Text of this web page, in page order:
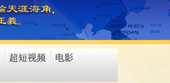
超短视频
电影